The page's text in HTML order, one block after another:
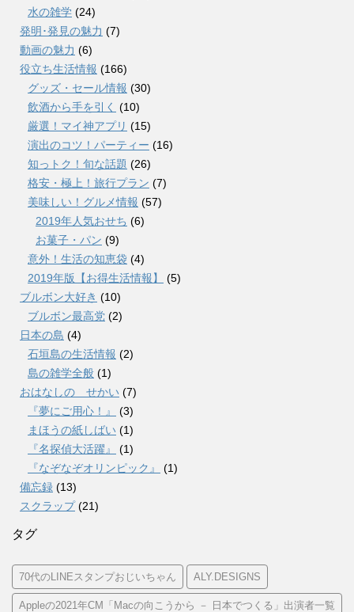
水の雑学 (24)
発明･発見の魅力 (7)
動画の魅力 (6)
役立ち生活情報 (166)
グッズ・セール情報 (30)
飲酒から手を引く (10)
厳選！マイ神アプリ (15)
演出のコツ！パーティー (16)
知っトク！旬な話題 (26)
格安・極上！旅行プラン (7)
美味しい！グルメ情報 (57)
2019年人気おせち (6)
お菓子・パン (9)
意外！生活の知恵袋 (4)
2019年版【お得生活情報】
(5)
ブルボン大好き (10)
ブルボン最高党 (2)
日本の島 (4)
石垣島の生活情報 (2)
島の雑学全般 (1)
おはなしの せかい (7)
『夢にご用心！』
(3)
まほうの紙しばい (1)
『名探偵大活躍』
(1)
『なぞなぞオリンピック』
(1)
備忘録 (13)
スクラップ(21)
タグ
70代のLINEスタンプおじいちゃん ALY.DESIGNS
Appleの2021年CM「Macの向こうから － 日本でつくる」出演者一覧